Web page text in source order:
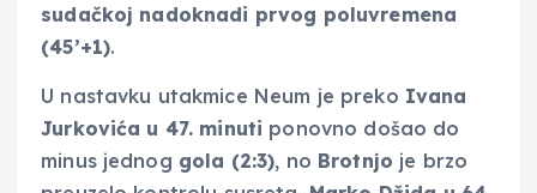
sudačkoj nadoknadi prvog poluvremena
(45’+1).
U nastavku utakmice Neum je preko Ivana
Jurkovića u 47. minuti ponovno došao do
minus jednog gola (2:3), no Brotnjo je brzo